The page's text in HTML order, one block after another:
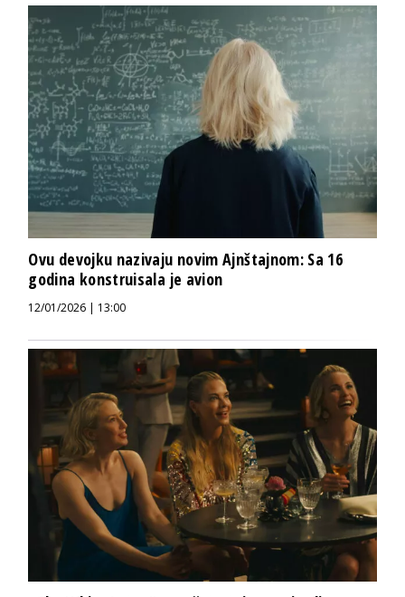
Ovu devojku nazivaju novim Ajnštajnom: Sa 16
godina konstruisala je avion
12/01/2026 | 13:00